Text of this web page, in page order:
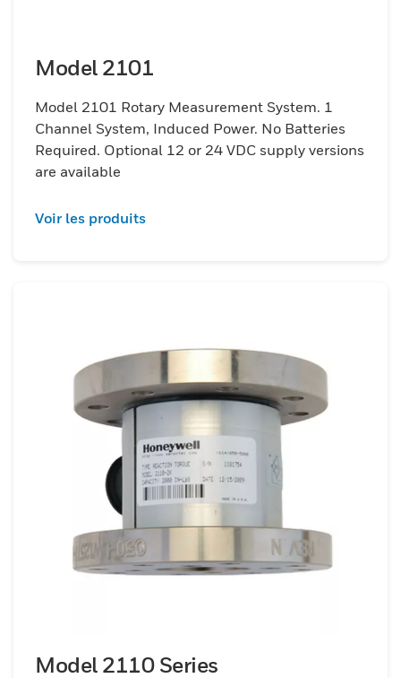
Model 2101
Model 2101 Rotary Measurement System. 1
Channel System, Induced Power. No Batteries
Required. Optional 12 or 24 VDC supply versions
are available
Voir les produits
Model 2110 Series